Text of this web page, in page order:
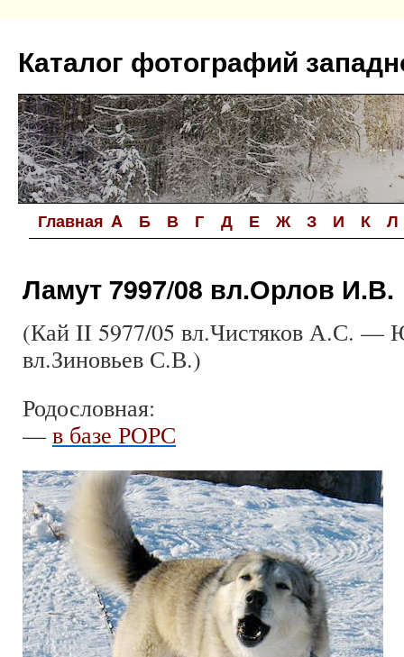
содержимому
Каталог фотографий
Главная A Б В Г Д Е Ж З И К Л
Ламут 7997/08 вл.Орлов И.В.
(Кай II 5977/05 вл.Чистяков А.С. —
вл.Зиновьев С.В.)
Родословная:
— в базе РОРС